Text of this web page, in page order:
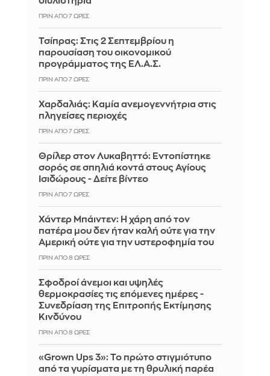
ΠΡΙΝ ΑΠΌ 7 ΏΡΕΣ
Τσίπρας: Στις 2 Σεπτεμβρίου η
παρουσίαση του οικονομικού
προγράμματος της ΕΛ.Α.Σ.
ΠΡΙΝ ΑΠΌ 7 ΏΡΕΣ
Χαρδαλιάς: Καμία ανεμογεννήτρια στις
πληγείσες περιοχές
ΠΡΙΝ ΑΠΌ 7 ΏΡΕΣ
Θρίλερ στον Λυκαβηττό: Εντοπίστηκε
σορός σε σπηλιά κοντά στους Αγίους
Ισιδώρους - Δείτε βίντεο
ΠΡΙΝ ΑΠΌ 7 ΏΡΕΣ
Χάντερ Μπάιντεν: Η χάρη από τον
πατέρα μου δεν ήταν καλή ούτε για την
Αμερική ούτε για την υστεροφημία του
ΠΡΙΝ ΑΠΌ 8 ΏΡΕΣ
Σφοδροί άνεμοι και υψηλές
θερμοκρασίες τις επόμενες ημέρες -
Συνεδρίαση της Επιτροπής Εκτίμησης
Κινδύνου
ΠΡΙΝ ΑΠΌ 8 ΏΡΕΣ
«Grown Ups 3»: Το πρώτο στιγμιότυπο
από τα γυρίσματα με τη θρυλική παρέα